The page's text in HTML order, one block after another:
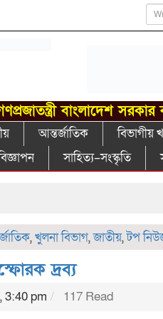
বাংলাদেশ
আন্তর্জাতিক বিভাগীয়
সাহিত্য–সংস্কৃতি
,খুলনা বিভাগ,জাতীয়,টপ
দ্রব্য
3:40 pm 117 Read